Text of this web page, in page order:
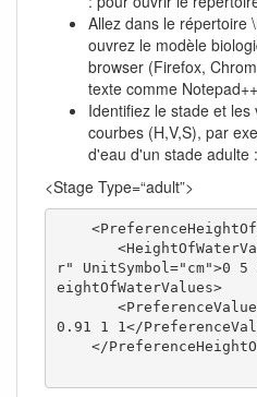
Allez dans le répertoire
ouvrez le modèle
browser (Firefox,
texte comme
Identifiez le stade et
courbes (H,V,S), par
d'eau d'un stade adulte :
<Stage Type=“adult”>
r" UnitSymbol="cm">0
eightOfWaterValues>
0.91 1 1</